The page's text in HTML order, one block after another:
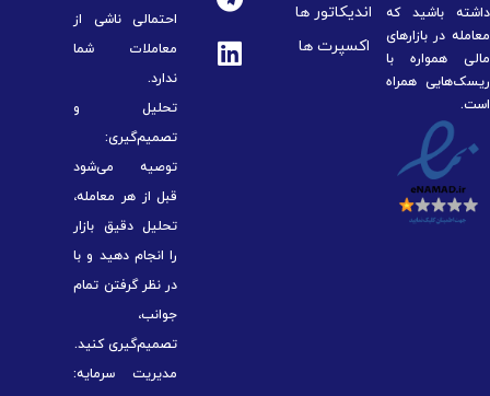
داشته باشید که
معامله در بازارهای
مالی همواره با
ریسک‌هایی همراه
است.
اندیکاتور ها
اکسپرت ها
احتمالی ناشی از
معاملات شما
ندارد.
تحلیل و
تصمیم‌گیری:
توصیه می‌شود
قبل از هر معامله،
تحلیل دقیق بازار
را انجام دهید و با
در نظر گرفتن تمام
جوانب،
تصمیم‌گیری کنید.
مدیریت سرمایه: